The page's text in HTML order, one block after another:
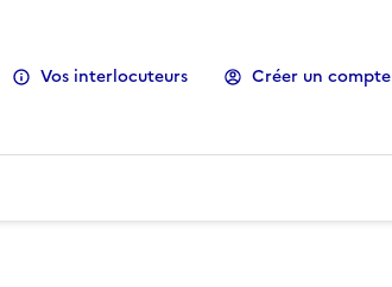
Vos interlocuteurs Créer un compte